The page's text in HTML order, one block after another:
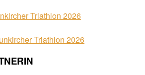
Triathlon 2026
Triathlon 2026